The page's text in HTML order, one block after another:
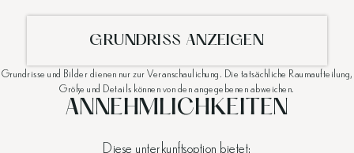
GRUNDRISS ANZEIGEN
Grundrisse und Bilder dienen nur zur Veranschaulichung. Die tatsächliche Raumaufteilung,
Größe und Details können von den angegebenen abweichen.
ANNEHMLICHKEITEN
Diese unterkunftsoption bietet: